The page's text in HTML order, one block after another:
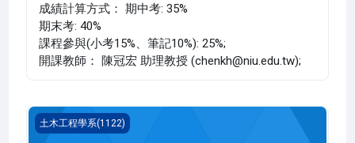
成績計算方式： 期中考: 35%
期末考: 40%
課程參與(小考15%、筆記10%): 25%;
開課教師： 陳冠宏 助理教授 (chenkh@niu.edu.tw);
測量學(1122_B2CE000132A)
土木工程學系(1122)